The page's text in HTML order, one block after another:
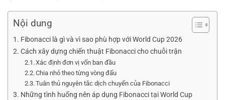
Nội dung
Fibonacci là gì và vì sao phù hợp với World Cup 2026
Cách xây dựng chiến thuật Fibonacci cho chuỗi trận
Xác định đơn vị vốn ban đầu
Chia nhỏ theo từng vòng đấu
Tuân thủ nguyên tắc dịch chuyển của Fibonacci
Những tình huống nên áp dụng Fibonacci tại World Cup